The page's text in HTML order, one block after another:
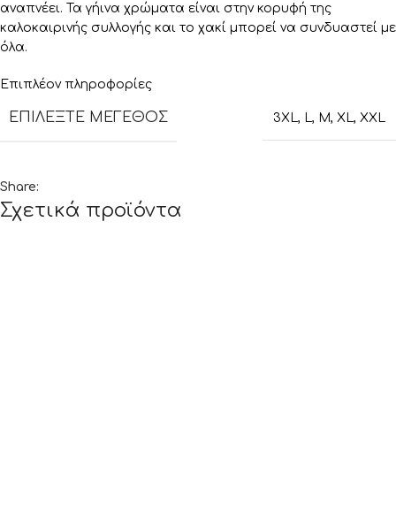
αναπνέει. Τα γήινα χρώματα είναι στην κορυφή της
καλοκαιρινής συλλογής και το χακί μπορεί να συνδυαστεί με
όλα.
Επιπλέον πληροφορίες
ΕΠΙΛΈΞΤΕ ΜΈΓΕΘΟΣ 3XL , L , M, XL , XXL
Share:
Σχετικά προϊόντα